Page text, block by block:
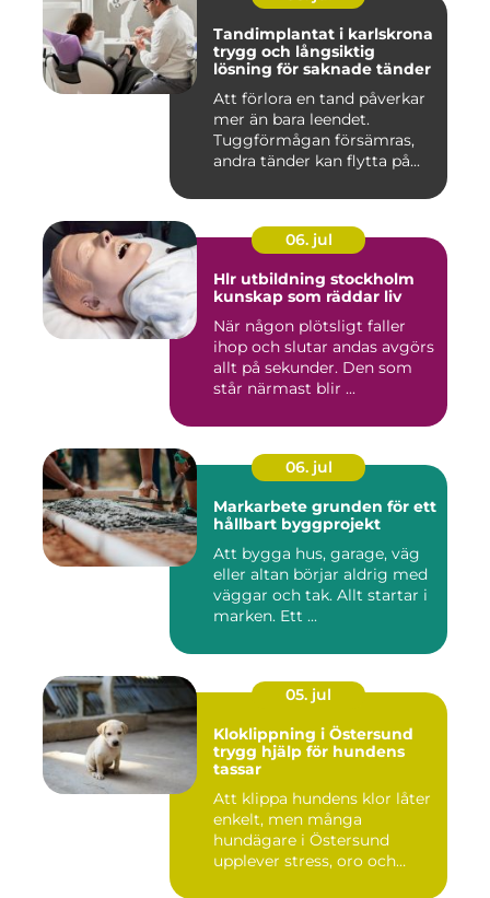
Tandimplantat i karlskrona
trygg och långsiktig
lösning för saknade tänder
Att förlora en tand påverkar
mer än bara leendet.
Tuggförmågan försämras,
andra tänder kan flytta på...
06. jul
Hlr utbildning stockholm
kunskap som räddar liv
När någon plötsligt faller
ihop och slutar andas avgörs
allt på sekunder. Den som
står närmast blir ...
06. jul
Markarbete grunden för ett
hållbart byggprojekt
Att bygga hus, garage, väg
eller altan börjar aldrig med
väggar och tak. Allt startar i
marken. Ett ...
05. jul
Kloklippning i Östersund
trygg hjälp för hundens
tassar
Att klippa hundens klor låter
enkelt, men många
hundägare i Östersund
upplever stress, oro och